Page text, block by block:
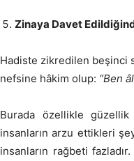
Zinaya Davet
Hadiste zikredilen beşinci
nefsine hâkim olup: “Ben
Burada özellikle
insanların arzu ettikleri
insanların rağbeti